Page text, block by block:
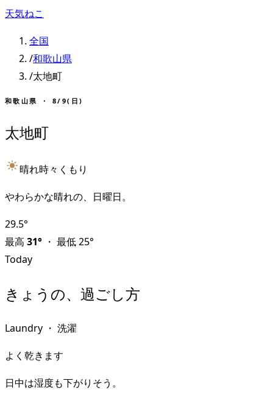
天気ねこ
全国
/和歌山県
/太地町
和歌山県 ・ 8/9(日)
太地町
晴れ時々くもり
やわらかな晴れの、日曜日。
29.5°
最高 31° ・ 最低25°
Today
きょうの、過ごし方
Laundry ・ 洗濯
よく乾きます
日中は湿度も下がりそう。